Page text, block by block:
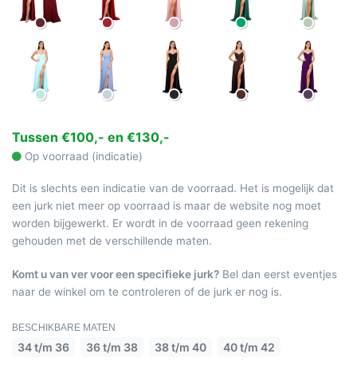
Tussen €100,- en €130,-
Op voorraad (indicatie)
Dit is slechts een indicatie van de voorraad. Het is mogelijk dat
een jurk niet meer op voorraad is maar de website nog moet
worden bijgewerkt. Er wordt in de voorraad geen rekening
gehouden met de verschillende maten.
Komt u van ver voor een specifieke jurk? Bel dan eerst eventjes
naar de winkel om te controleren of de jurk er nog is.
BESCHIKBARE MATEN
34 t/m 36 36 t/m 38 38 t/m 40 40 t/m 42